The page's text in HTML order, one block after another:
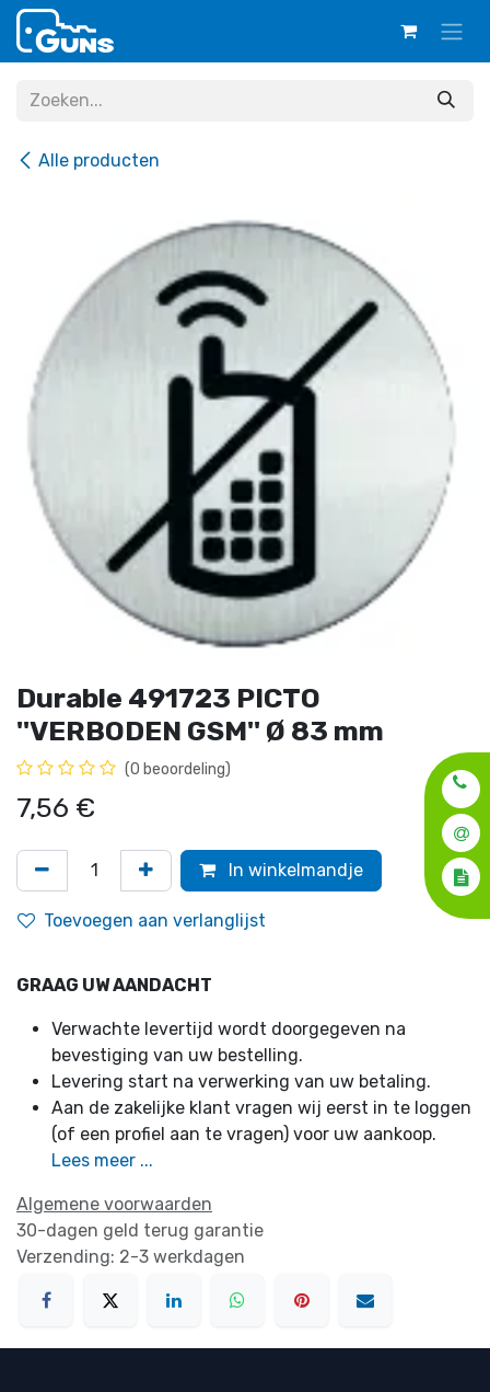
Overslaan naar inhoud
Alle producten
Durable 491723 PICTO
''VERBODEN GSM'' Ø 83 mm
(0 beoordeling)
7,56 €
In winkelmandje
Toevoegen aan verlanglijst
GRAAG UW AANDACHT
Verwachte levertijd wordt doorgegeven na
bevestiging van uw bestelling.
Levering start na verwerking van uw betaling.
Aan de zakelijke klant vragen wij eerst in te loggen
(of een profiel aan te vragen) voor uw aankoop.
Lees meer ...
Algemene voorwaarden
30-dagen geld terug garantie
Verzending: 2-3 werkdagen